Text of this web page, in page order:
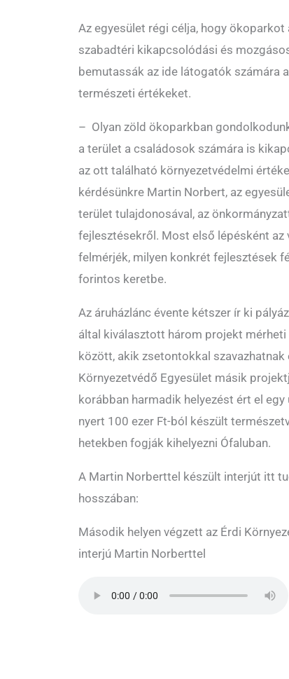
Az egyesület régi célja, hogy
szabadtéri kikapcsolódási és
bemutassák az ide látogatók számára
természeti értékeket.
– Olyan zöld ökoparkban
a terület a családosok számára is
az ott található környezetvédelmi
kérdésünkre Martin Norbert, az
terület tulajdonosával, az
fejlesztésekről. Most első lépésként az
felmérjék, milyen konkrét fejlesztések
forintos keretbe.
Az áruházlánc évente kétszer ír ki
által kiválasztott három projekt
között, akik zsetontokkal szavazhatnak
Környezetvédő Egyesület másik
korábban harmadik helyezést ért el egy
nyert 100 ezer Ft-ból készült
hetekben fogják kihelyezni Ófaluban.
A Martin Norberttel készült interjút itt
hosszában:
Második helyen végzett az Érdi
interjú Martin Norberttel